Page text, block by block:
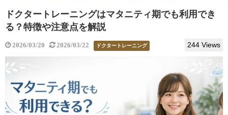
ドクタートレーニングはマタニティ期でも利用でき
る？特徴や注意点を解説
2026/03/20 2026/03/22 ドクタートレーニング 244 Views